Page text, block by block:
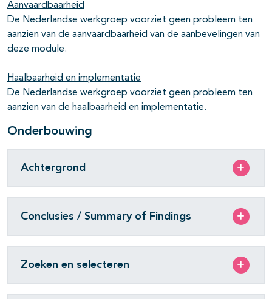
Aanvaardbaarheid
De Nederlandse werkgroep voorziet geen probleem ten
aanzien van de aanvaardbaarheid van de aanbevelingen van
deze module.
Haalbaarheid en implementatie
De Nederlandse werkgroep voorziet geen probleem ten
aanzien van de haalbaarheid en implementatie.
Onderbouwing
Achtergrond
Conclusies / Summary of Findings
Zoeken en selecteren